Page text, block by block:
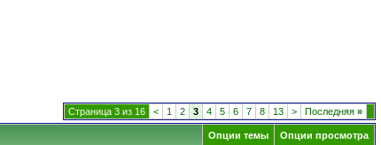
Страница 3 из 16 < 1 2 3 4 5 6 7 8 13 > Последняя »
Опции темы Опции просмотра